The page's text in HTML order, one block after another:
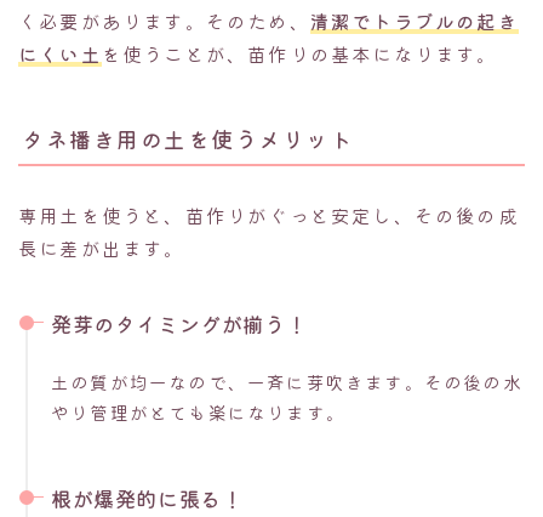
く必要があります。そのため、 清潔でトラブルの起き
にくい土 を使うことが、苗作りの基本になります。
タネ播き用の土を使うメリット
専用土を使うと、苗作りがぐっと安定し、その後の成
長に差が出ます。
発芽のタイミングが揃う！
土の質が均一なので、一斉に芽吹きます。その後の水
やり管理がとても楽になります。
根が爆発的に張る！